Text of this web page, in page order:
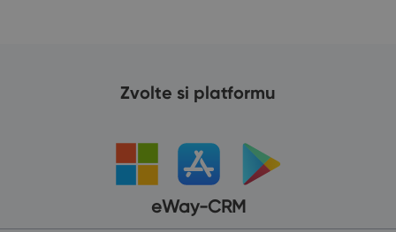
Zvolte si platformu
eWay-CRM